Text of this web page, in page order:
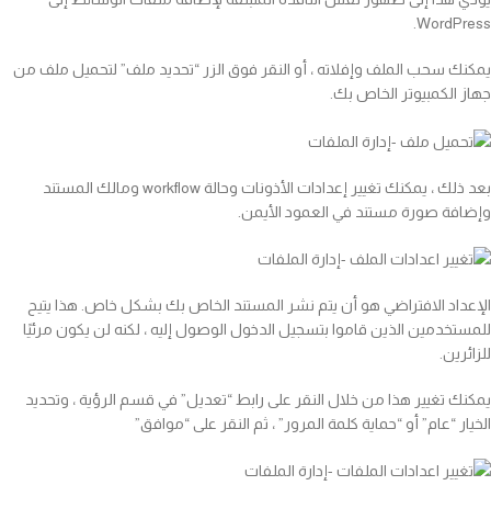
WordPress.
يمكنك سحب الملف وإفلاته ، أو النقر فوق الزر “تحديد ملف” لتحميل ملف من
جهاز الكمبيوتر الخاص بك.
بعد ذلك ، يمكنك تغيير إعدادات الأذونات وحالة workflow ومالك المستند
وإضافة صورة مستند في العمود الأيمن.
الإعداد الافتراضي هو أن يتم نشر المستند الخاص بك بشكل خاص. هذا يتيح
للمستخدمين الذين قاموا بتسجيل الدخول الوصول إليه ، لكنه لن يكون مرئيًا
للزائرين.
يمكنك تغيير هذا من خلال النقر على رابط “تعديل” في قسم الرؤية ، وتحديد
الخيار “عام” أو “حماية كلمة المرور” ، ثم النقر على “موافق”